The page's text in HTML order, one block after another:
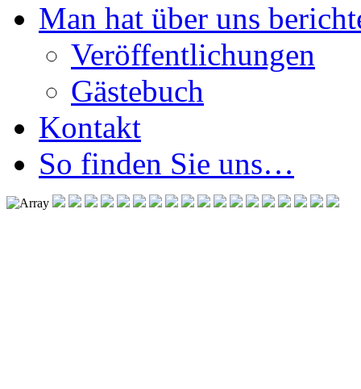
Man hat über uns
Veröffentlichungen
Gästebuch
Kontakt
So finden Sie uns…